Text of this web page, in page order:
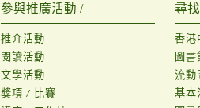
參與推廣活動 /
推介活動
閱讀活動
文學活動
獎項 / 比賽
尋
香港
圖書
流動
基本